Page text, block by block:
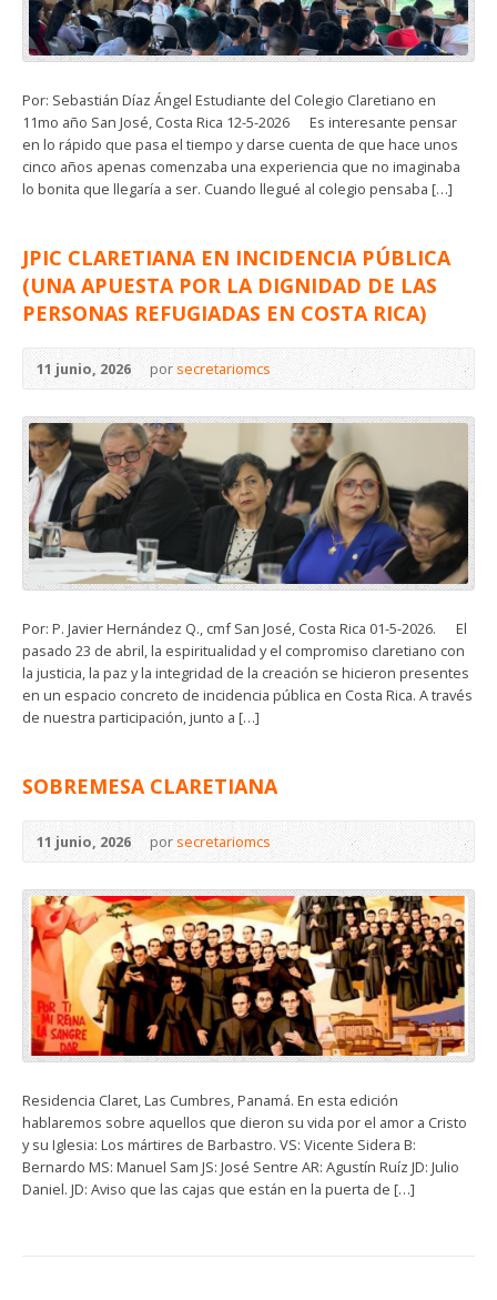
Por: Sebastián Díaz Ángel Estudiante del Colegio Claretiano en
11mo año San José, Costa Rica 12-5-2026 Es interesante pensar
en lo rápido que pasa el tiempo y darse cuenta de que hace unos
cinco años apenas comenzaba una experiencia que no imaginaba
lo bonita que llegaría a ser. Cuando llegué al colegio pensaba […]
JPIC CLARETIANA EN INCIDENCIA PÚBLICA
(UNA APUESTA POR LA DIGNIDAD DE LAS
PERSONAS REFUGIADAS EN COSTA RICA)
11 junio, 2026 porsecretariomcs
Por: P. Javier Hernández Q., cmf San José, Costa Rica 01-5-2026. El
pasado 23 de abril, la espiritualidad y el compromiso claretiano con
la justicia, la paz y la integridad de la creación se hicieron presentes
en un espacio concreto de incidencia pública en Costa Rica. A través
de nuestra participación, junto a […]
SOBREMESA CLARETIANA
11 junio, 2026 porsecretariomcs
Residencia Claret, Las Cumbres, Panamá. En esta edición
hablaremos sobre aquellos que dieron su vida por el amor a Cristo
y su Iglesia: Los mártires de Barbastro. VS: Vicente Sidera B:
Bernardo MS: Manuel Sam JS: José Sentre AR: Agustín Ruíz JD: Julio
Daniel. JD: Aviso que las cajas que están en la puerta de […]